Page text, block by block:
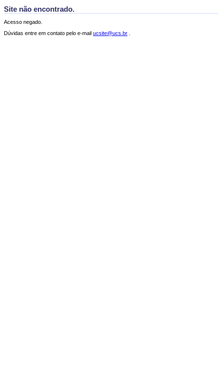
Site não encontrado.
Acesso negado.
Dúvidas entre em contato pelo e-mail ucsite@ucs.br